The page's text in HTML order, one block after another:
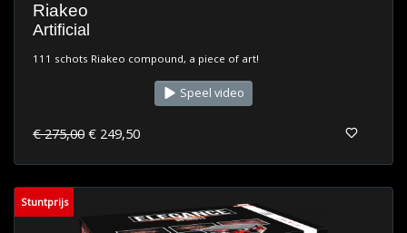
Riakeo
Artificial
111 schots Riakeo compound, a piece of art!
Speel video
€ 275,00 € 249,50
Stuntprijs